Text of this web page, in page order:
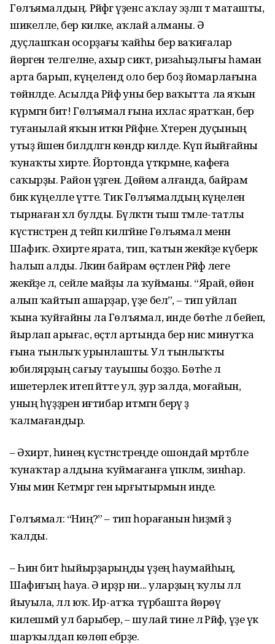
Гөлъямалдың. Рәйфәгә үҙенсә аҡлау эҙләп тә маташты,
шикелле, бер килке, аҡлай алманы. Ә
дуҫлашҡан осорҙағы ҡайһы бер ваҡиғалар
йөрәген телгеләне, ахыр сиктә, ризаһыҙлығы һаман
арта барып, күңелендә оло бер боҙ йомарлағына
төйнәлде. Асылда Рәйфә уны бер ваҡытта ла яҡын
күрмәгән бит! Гөлъямал ғына ихлас яратҡан, бер
туғанылай яҡын иткән Рәйфәне. Хәтеренә дуҫының
утыҙ йәшен билдәләгән көндәр килде. Күп йыйғайны
ҡунаҡты әхирәте. Йортонда үткәрмәне, кафеға
саҡырҙы. Район үҙәгенә. Дөйөм алғанда, байрам
бик күңелле үтте. Тик Гөлъямалдың күңелен
тырнаған хәл булды. Бүләктән тыш тәмле-татлы
күстәнәстәрен дә тейәп килгәйне Гөлъямал менән
Шафиҡ. Әхирәте ярата, тип, ҡатын әжекәйҙе күберәк
һалып алды. Ләкин байрам өҫтәленә Рәйфә әлеге
әжекәйҙе лә, сейәле майҙы ла ҡуйманы. “Ярай, өйөнә
алып ҡайтып ашарҙар, үҙе белә”, – тип уйлап
ҡына ҡуйғайны ла Гөлъямал, инде бөтәһе лә бейеп,
йырлап арығас, өҫтәл артында бер нисә минутҡа
ғына тынлыҡ урынлашты. Ул тынлыҡты
юбилярҙың сағыу тауышы боҙҙо. Бөтәһе лә
ишетерлек итеп әйтте ул, ҙур залда, моғайын,
уның һүҙҙәренә иғтибар итмәгән берәү ҙә
ҡалмағандыр.
– Әхирәт, һинең күстәнәстәреңде ошондай мәртәбәле
ҡунаҡтар алдына ҡуймағанға үпкәләмә, зинһар.
Уны мин Кетмәргә генә ырғытырмын инде.
Гөлъямал: “Ниңә?” – тип һорағанын һиҙмәй ҙә
ҡалды.
– Һин бит һыйырҙарыңды үҙең һаумайһың,
Шафиғың һауа. Ә ирҙәр ни... уларҙың ҡулы әллә
йыуыла, әллә юҡ. Ир-атҡа түрбашта йөрөү
килешмәй ул барыбер, – шулай тине лә Рәйфә, үҙе үк
шарҡылдап көлөп ебәрҙе.